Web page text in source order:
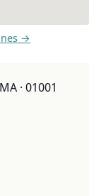
→
· 01001